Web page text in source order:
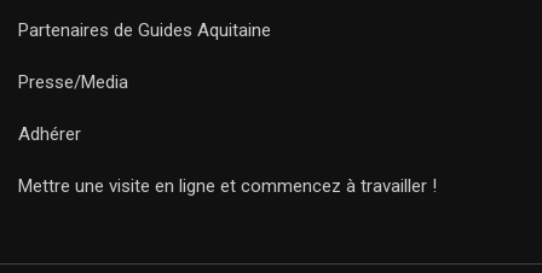
Partenaires de Guides Aquitaine
Presse/Media
Adhérer
Mettre une visite en ligne et commencez à travailler !